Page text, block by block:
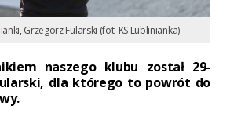
Grzegorz Fularski (fot. KS Lublinianka)
naszego klubu został 29-
dla którego to powrót do